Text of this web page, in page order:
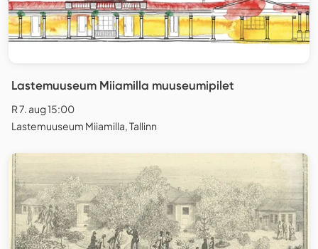
Lastemuuseum Miiamilla muuseumipilet
R 7. aug 15:00
Lastemuuseum Miiamilla, Tallinn